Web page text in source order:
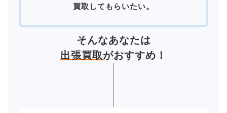
買取してもらいたい。
そんなあなたは
出張買取がおすすめ！